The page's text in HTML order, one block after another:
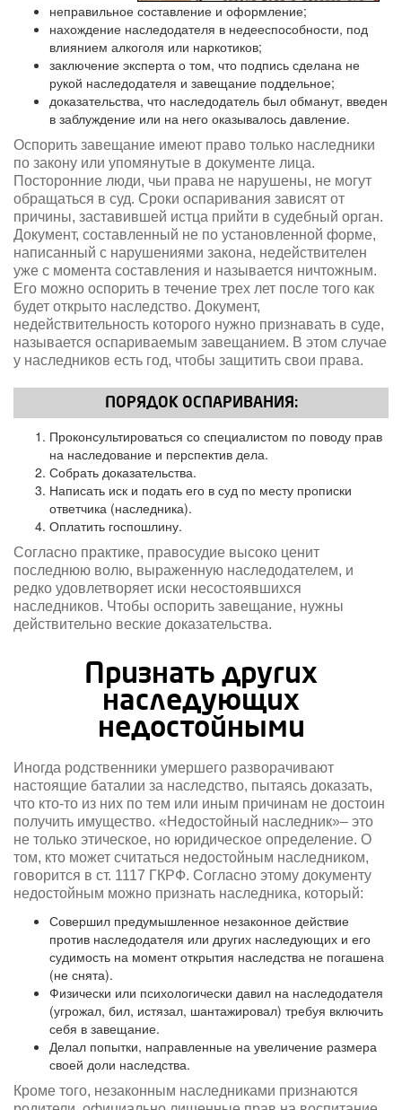
неправильное составление и оформление;
нахождение наследодателя в недееспособности, под
влиянием алкоголя или наркотиков;
заключение эксперта о том, что подпись сделана не
рукой наследодателя и завещание поддельное;
доказательства, что наследодатель был обманут, введен
в заблуждение или на него оказывалось давление.
Оспорить завещание имеют право только наследники
по закону или упомянутые в документе лица.
Посторонние люди, чьи права не нарушены, не могут
обращаться в суд. Сроки оспаривания зависят от
причины, заставившей истца прийти в судебный орган.
Документ, составленный не по установленной форме,
написанный с нарушениями закона, недействителен
уже с момента составления и называется ничтожным.
Его можно оспорить в течение трех лет после того как
будет открыто наследство. Документ,
недействительность которого нужно признавать в суде,
называется оспариваемым завещанием. В этом случае
у наследников есть год, чтобы защитить свои права.
ПОРЯДОК ОСПАРИВАНИЯ:
Проконсультироваться со специалистом по поводу прав
на наследование и перспектив дела.
Собрать доказательства.
Написать иск и подать его в суд по месту прописки
ответчика (наследника).
Оплатить госпошлину.
Согласно практике, правосудие высоко ценит
последнюю волю, выраженную наследодателем, и
редко удовлетворяет иски несостоявшихся
наследников. Чтобы оспорить завещание, нужны
действительно веские доказательства.
Признать других
наследующих
недостойными
Иногда родственники умершего разворачивают
настоящие баталии за наследство, пытаясь доказать,
что кто-то из них по тем или иным причинам не достоин
получить имущество. «Недостойный наследник»– это
не только этическое, но юридическое определение. О
том, кто может считаться недостойным наследником,
говорится в ст. 1117 ГКРФ. Согласно этому документу
недостойным можно признать наследника, который:
Совершил предумышленное незаконное действие
против наследодателя или других наследующих и его
судимость на момент открытия наследства не погашена
(не снята).
Физически или психологически давил на наследодателя
(угрожал, бил, истязал, шантажировал) требуя включить
себя в завещание.
Делал попытки, направленные на увеличение размера
своей доли наследства.
Кроме того, незаконным наследниками признаются